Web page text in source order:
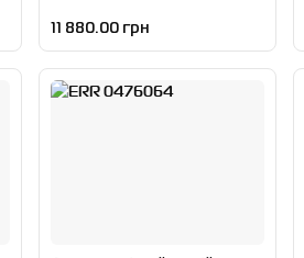
11 880.00 грн